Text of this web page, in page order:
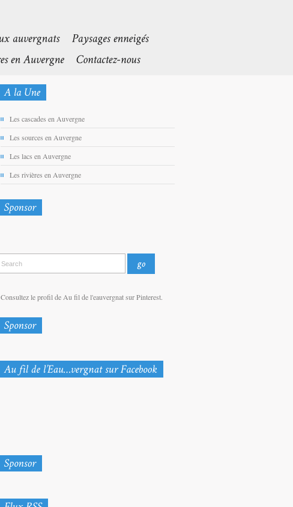
Les cascades en Auvergne
Les sources en Auvergne
Les lacs en Auvergne
Les rivières en Auvergne
Consultez le profil de Au fil de l'eauvergnat sur Pinterest.